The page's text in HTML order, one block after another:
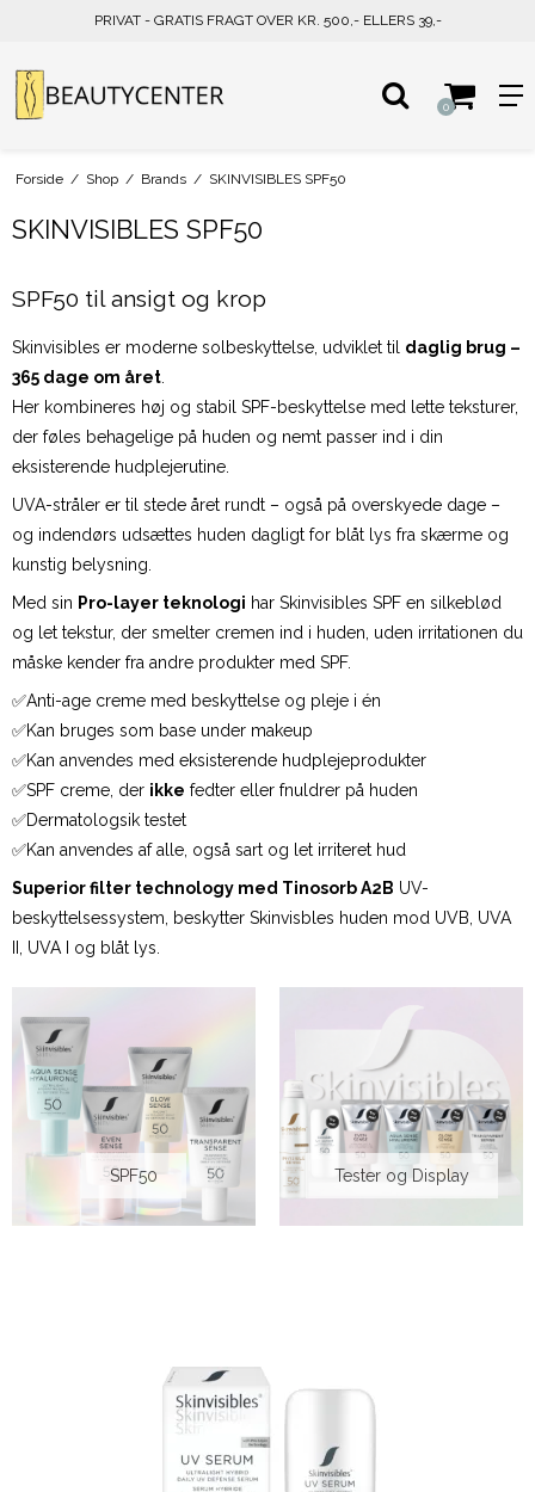
PRIVAT - GRATIS FRAGT OVER KR. 500,- ELLERS 39,-
0
Forside / Shop / Brands / SKINVISIBLES SPF50
SKINVISIBLES SPF50
SPF50 til ansigt og krop
Skinvisibles er moderne solbeskyttelse, udviklet til daglig brug –
365 dage om året
Her kombineres høj og stabil SPF-beskyttelse med lette teksturer,
der føles behagelige på huden og nemt passer ind i din
eksisterende hudplejerutine.
UVA-stråler er til stede året rundt – også på overskyede dage –
og indendørs udsættes huden dagligt for blåt lys fra skærme og
kunstig belysning.
Med sin Pro-layer teknologi har Skinvisibles SPF en silkeblød
og let tekstur, der smelter cremen ind i huden, uden irritationen du
måske kender fra andre produkter med SPF.
✅Anti-age creme med beskyttelse og pleje i én
✅Kan bruges som base under makeup
✅Kan anvendes med eksisterende hudplejeprodukter
✅SPF creme, der ikke fedter eller fnuldrer på huden
✅Dermatologsik testet
✅Kan anvendes af alle, også sart og let irriteret hud
Superior filter technology med Tinosorb A2B UV-
beskyttelsessystem, beskytter Skinvisbles huden mod UVB, UVA
II, UVA I og blåt lys.
SPF50 Tester og Display